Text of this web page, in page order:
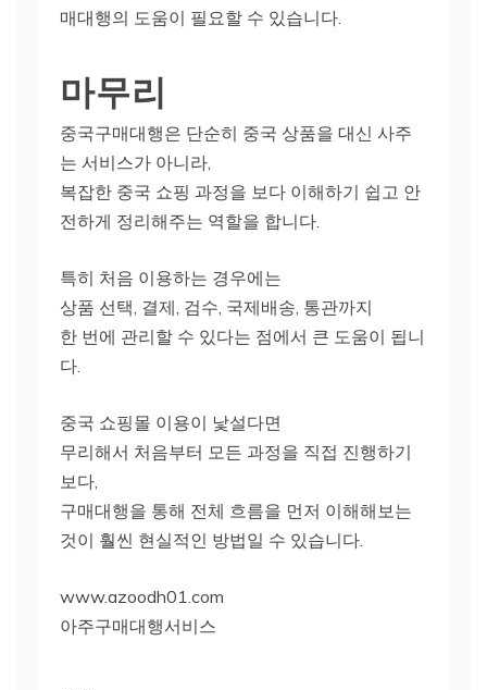
매대행의 도움이 필요할 수 있습니다.
마무리
중국구매대행은 단순히 중국 상품을 대신 사주
는 서비스가 아니라,
복잡한 중국 쇼핑 과정을 보다 이해하기 쉽고 안
전하게 정리해주는 역할을 합니다.
특히 처음 이용하는 경우에는
상품 선택, 결제, 검수, 국제배송, 통관까지
한 번에 관리할 수 있다는 점에서 큰 도움이 됩니
다.
중국 쇼핑몰 이용이 낯설다면
무리해서 처음부터 모든 과정을 직접 진행하기
보다,
구매대행을 통해 전체 흐름을 먼저 이해해보는
것이 훨씬 현실적인 방법일 수 있습니다.
www.azoodh01.com
아주구매대행서비스